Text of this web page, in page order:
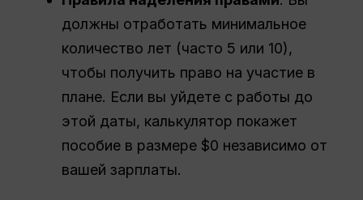
должны отработать минимальное
количество лет (часто 5 или 10),
чтобы получить право на участие в
плане. Если вы уйдете с работы до
этой даты, калькулятор покажет
пособие в размере $0 независимо от
вашей зарплаты.